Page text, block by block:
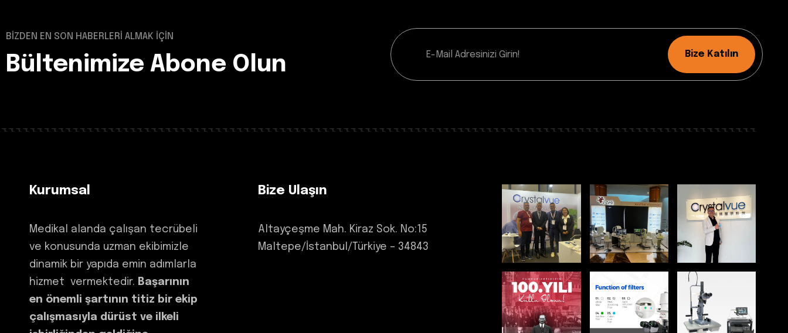
BİZDEN EN SON HABERLERİ ALMAK İÇİN
Bültenimize Abone Olun Bize Katılın
Kurumsal
Medikal alanda çalışan tecrübeli
ve konusunda uzman ekibimizle
dinamik bir yapıda emin adımlarla
hizmet vermektedir. Başarının
en önemli şartının titiz bir ekip
çalışmasıyla dürüst ve ilkeli
Bize Ulaşın
Altayçeşme Mah. Kiraz Sok. No:15
Maltepe/İstanbul/Türkiye – 34843